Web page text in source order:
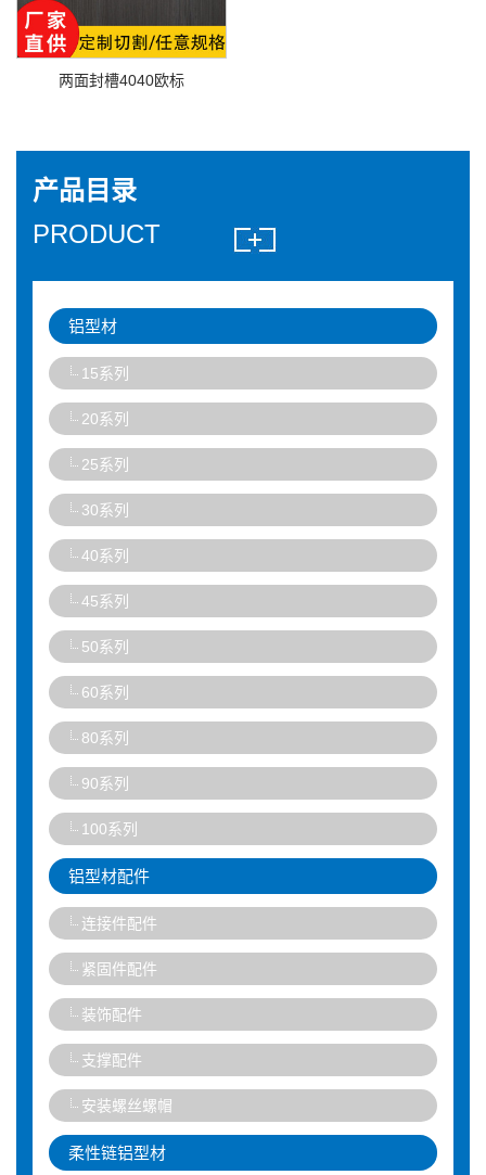
两面封槽4040欧标
产品目录
PRODUCT
铝型材
15系列
20系列
25系列
30系列
40系列
45系列
50系列
60系列
80系列
90系列
100系列
铝型材配件
连接件配件
紧固件配件
装饰配件
支撑配件
安装螺丝螺帽
柔性链铝型材